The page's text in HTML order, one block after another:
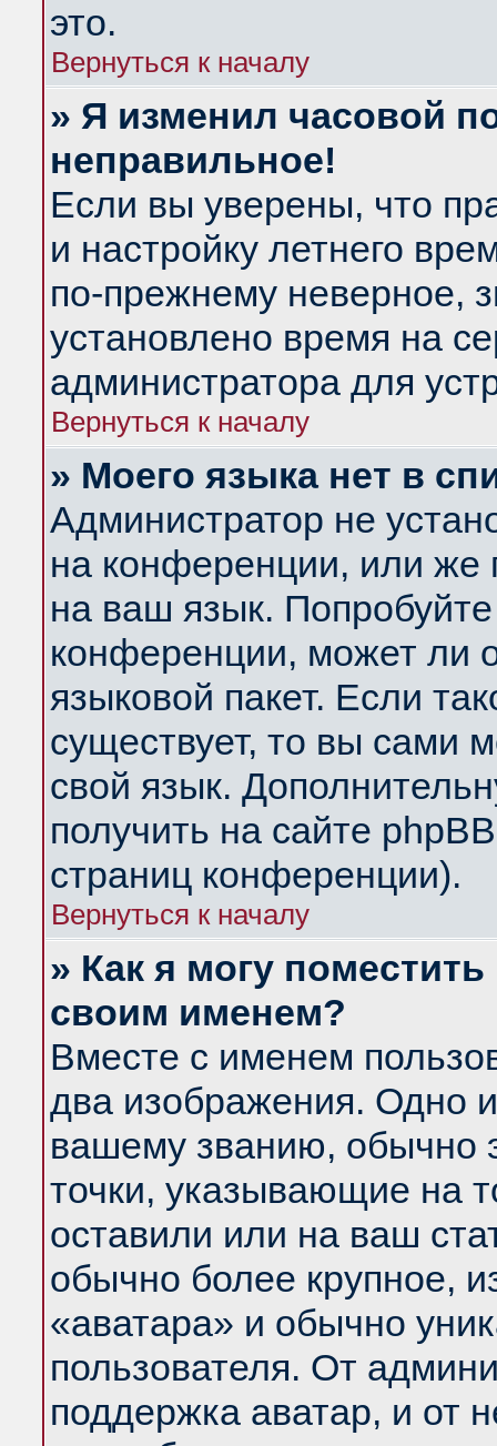
это.
Вернуться к началу
» Я изменил часовой
неправильное!
Если вы уверены, что
и настройку летнего
по-прежнему неверное,
установлено время на
администратора для
Вернуться к началу
» Моего языка нет в
Администратор не
на конференции, или же
на ваш язык.
конференции, может ли
языковой пакет. Если
существует, то вы сами
свой язык.
получить на сайте
страниц конференции).
Вернуться к началу
» Как я могу
своим именем?
Вместе с именем
два изображения. Одно
вашему званию, обычно
точки, указывающие на
оставили или на ваш
обычно более крупное,
«аватара» и обычно
пользователя. От
поддержка аватар, и от